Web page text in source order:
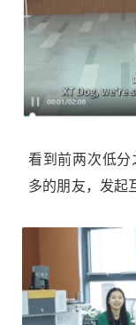
看到前两次低
多的朋友，发起